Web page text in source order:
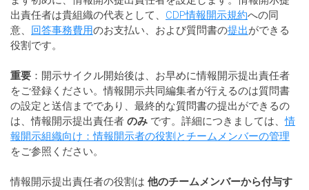
出責任者は貴組織の代表として、 CDP情報開示規約への同
意、 回答事務費用のお支払い、および質問書の提出ができる
役割です。
重要 ：開示サイクル開始後は、お早めに情報開示提出責任者
をご登録ください。情報開示共同編集者が行えるのは質問書
の設定と送信までであり、最終的な質問書の提出ができるの
は、情報開示提出責任者 のみ です。詳細につきましては、情
報開示組織向け：情報開示者の役割とチームメンバーの管理
をご参照ください。
情報開示提出責任者の役割は 他のチームメンバーから付与す